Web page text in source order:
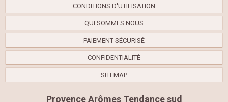
CONDITIONS D'UTILISATION
QUI SOMMES NOUS
PAIEMENT SÉCURISÉ
CONFIDENTIALITÉ
SITEMAP
Provence Arômes Tendance sud